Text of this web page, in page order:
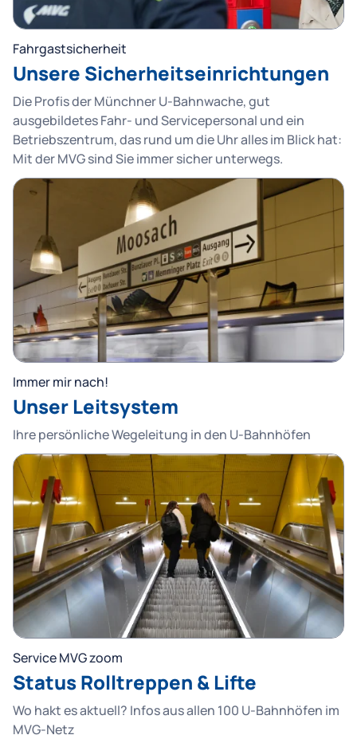
Fahrgastsicherheit
Unsere Sicherheitseinrichtungen
Die Profis der Münchner U-Bahnwache, gut
ausgebildetes Fahr- und Servicepersonal und ein
Betriebszentrum, das rund um die Uhr alles im Blick hat:
Mit der MVG sind Sie immer sicher unterwegs.
Immer mir nach!
Unser Leitsystem
Ihre persönliche Wegeleitung in den U-Bahnhöfen
Service MVG zoom
Status Rolltreppen & Lifte
Wo hakt es aktuell? Infos aus allen 100 U-Bahnhöfen im
MVG-Netz